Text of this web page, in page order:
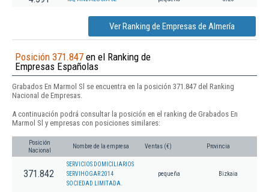
Ver Ranking de Empresas de Almería
Posición 371.847 en el Ranking de
Empresas Españolas
Grabados En Marmol Sl se encuentra en la posición 371.847 del Ranking
Nacional de Empresas.
A continuación podrá consultar la posición en el ranking de Grabados En
Marmol Sl y empresas con posiciones similares:
Posición
Nacional
Nombre de la empresa Ventas (€) Provincia
371.842
SERVICIOS DOMICILIARIOS
SERVIHOGAR 2014
SOCIEDAD LIMITADA.
pequeña Bizkaia